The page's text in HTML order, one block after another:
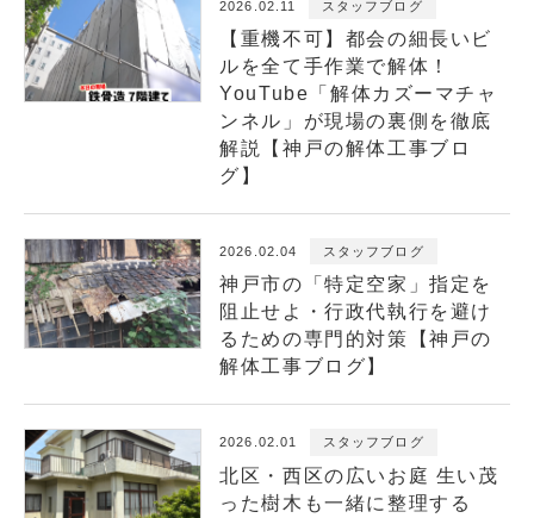
2026.02.11 スタッフブログ
【重機不可】都会の細長いビ
ルを全て手作業で解体！
YouTube「解体カズーマチャ
ンネル」が現場の裏側を徹底
解説【神戸の解体工事ブロ
グ】
2026.02.04 スタッフブログ
神戸市の「特定空家」指定を
阻止せよ・行政代執行を避け
るための専門的対策【神戸の
解体工事ブログ】
2026.02.01 スタッフブログ
北区・西区の広いお庭 生い茂
った樹木も一緒に整理する